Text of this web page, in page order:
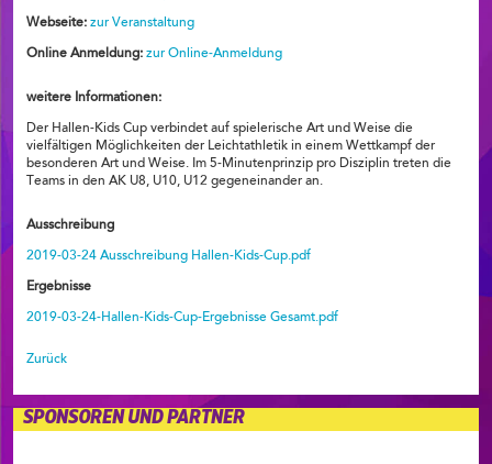
Webseite: zur Veranstaltung
Online Anmeldung: zur Online-Anmeldung
weitere Informationen:
Der Hallen-Kids Cup verbindet auf spielerische Art und Weise die
vielfältigen Möglichkeiten der Leichtathletik in einem Wettkampf der
besonderen Art und Weise. Im 5-Minutenprinzip pro Disziplin treten die
Teams in den AK U8, U10, U12 gegeneinander an.
Ausschreibung
2019-03-24 Ausschreibung Hallen-Kids-Cup.pdf
Ergebnisse
2019-03-24-Hallen-Kids-Cup-Ergebnisse Gesamt.pdf
Zurück
SPONSOREN UND PARTNER